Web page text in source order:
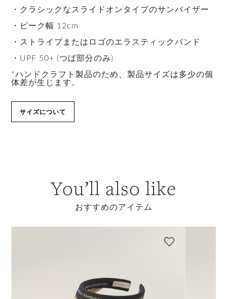
・クラシックなスライドオンタイプのサンバイザー
・ピーク幅 12cm
・ストライプまたはロゴのエラスティックバンド
・UPF 50+ (つば部分のみ)
*ハンドクラフト製品のため、製品サイズは多少の個
体差が生じます。
サイズについて
You’ll also like
おすすめのアイテム